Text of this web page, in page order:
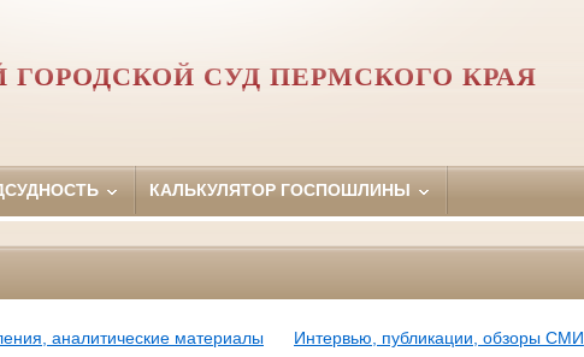
СУД ПЕРМСКОГО КРАЯ
КАЛЬКУЛЯТОР ГОСПОШЛИНЫ
аналитические материалы
Интервью, публикации, обзоры СМИ